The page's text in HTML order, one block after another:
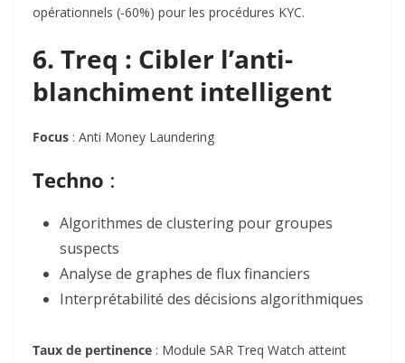
opérationnels (-60%) pour les procédures KYC.
6. Treq : Cibler l’anti-
blanchiment intelligent
Focus : Anti Money Laundering
Techno :
Algorithmes de clustering pour groupes
suspects
Analyse de graphes de flux financiers
Interprétabilité des décisions algorithmiques
Taux de pertinence : Module SAR Treq Watch atteint